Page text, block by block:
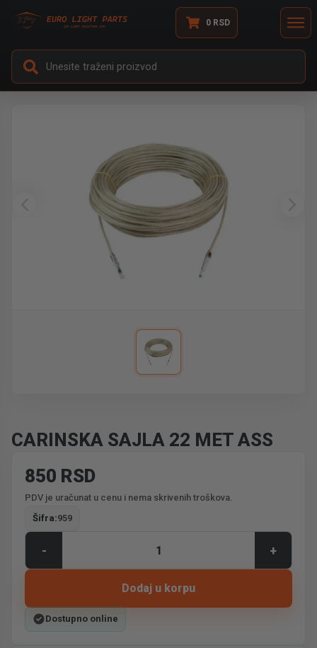
0 RSD
CARINSKA SAJLA 22 MET ASS
850 RSD
PDV je uračunat u cenu i nema skrivenih troškova.
Šifra:959
- +
Dodaj u korpu
Dostupno online